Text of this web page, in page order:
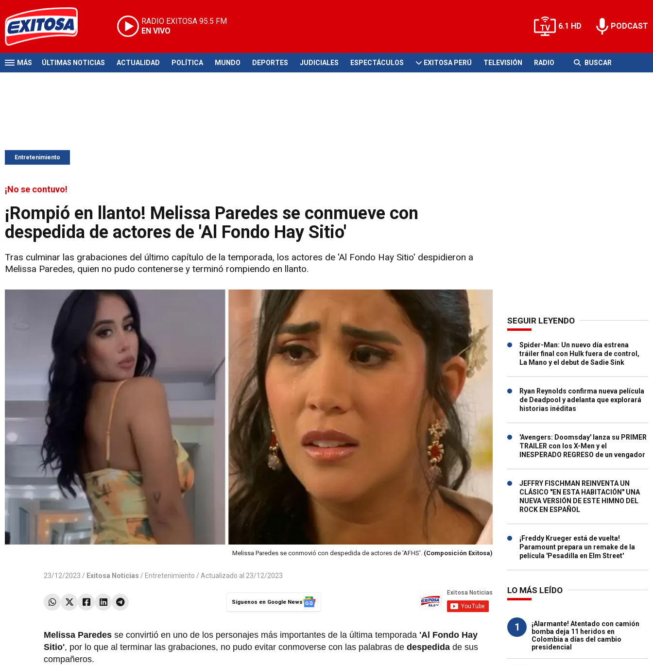
RADIO EXITOSA 95.5 FM
EN VIVO
6.1 HD PODCAST
MÁS ÚLTIMAS NOTICIAS ACTUALIDAD POLÍTICA MUNDO DEPORTES JUDICIALES ESPECTÁCULOS EXITOSA PERÚ TELEVISIÓN RADIO BUSCAR
Entretenimiento
¡No se contuvo!
¡Rompió en llanto! Melissa Paredes se conmueve con
despedida de actores de 'Al Fondo Hay Sitio'
Tras culminar las grabaciones del último capítulo de la temporada, los actores de 'Al Fondo Hay Sitio' despidieron a
Melissa Paredes, quien no pudo contenerse y terminó rompiendo en llanto.
Melissa Paredes se conmovió con despedida de actores de 'AFHS'. (Composición Exitosa)
23/12/2023 / Exitosa Noticias / Entretenimiento / Actualizado al 23/12/2023
Síguenos en Google News
Melissa Paredes se convirtió en uno de los personajes más importantes de la última temporada 'Al Fondo Hay
Sitio', por lo que al terminar las grabaciones, no pudo evitar conmoverse con las palabras de despedida de sus
compañeros.
SEGUIR LEYENDO
Spider-Man: Un nuevo día estrena
tráiler final con Hulk fuera de control,
La Mano y el debut de Sadie Sink
Ryan Reynolds confirma nueva película
de Deadpool y adelanta que explorará
historias inéditas
'Avengers: Doomsday' lanza su PRIMER
TRAILER con los X-Men y el
INESPERADO REGRESO de un vengador
JEFFRY FISCHMAN REINVENTA UN
CLÁSICO "EN ESTA HABITACIÓN" UNA
NUEVA VERSIÓN DE ESTE HIMNO DEL
ROCK EN ESPAÑOL
¡Freddy Krueger está de vuelta!
Paramount prepara un remake de la
película 'Pesadilla en Elm Street'
LO MÁS LEÍDO
1
¡Alarmante! Atentado con camión
bomba deja 11 heridos en
Colombia a días del cambio
presidencial